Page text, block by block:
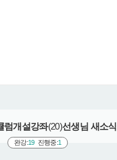
럼개설강좌(20)
완강:19 진행중:1
선생님 새소식